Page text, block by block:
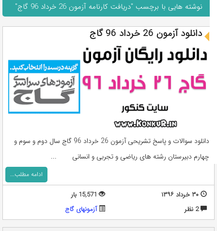
نوشته هایی با برچسب "دریافت کارنامه آزمون 26 خرداد 96 گاج"
دانلود آزمون 26 خرداد 96 گاج
دانلود سوالات و پاسخ تشریحی آزمون 26 خرداد 96 گاج سال دوم و سوم و
چهارم دبیرستان رشته های ریاضی و تجربی و انسانی ...
ادامه مطلب...
۳۰ خرداد ۱۳۹۶
15,571 بار
2 نظر
آزمونهای گاج